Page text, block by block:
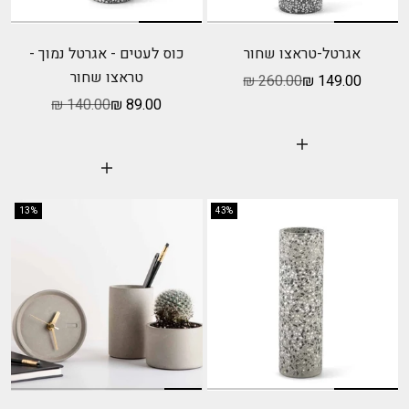
אגרטל-טראצו שחור
מחיר מבצע
149.00 ₪ מחיר רגיל
260.00 ₪
הוסף לעגלה
כוס לעטים - אגרטל נמוך -
טראצו שחור
מחיר מבצע
89.00 ₪ מחיר רגיל
140.00 ₪
הוסף לעגלה
43%
13%